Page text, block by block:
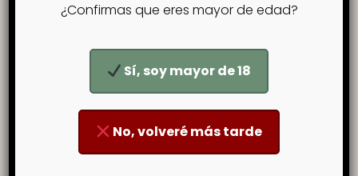
¿Confirmas que eres mayor de edad?
Sí, soy mayor de 18
No, volveré más tarde